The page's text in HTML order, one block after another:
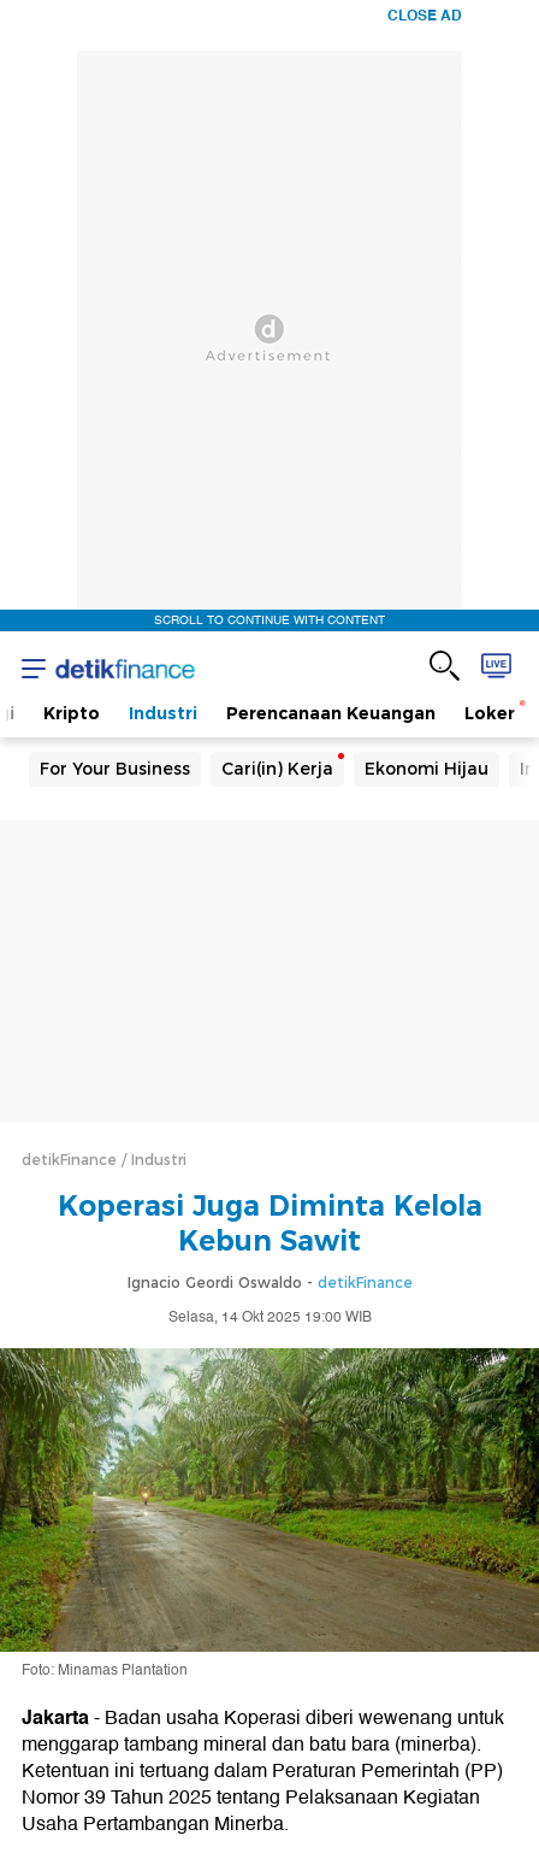
CLOSE AD
SCROLL TO CONTINUE WITH CONTENT
Kripto Industri Perencanaan Keuangan Loker
For Your Business Cari(in) Kerja Ekonomi Hijau
detikFinance Industri
Koperasi Juga Diminta Kelola
Kebun Sawit
Ignacio Geordi Oswaldo - detikFinance
Selasa, 14 Okt 2025 19:00 WIB
Foto: Minamas Plantation
Jakarta-Badan usaha Koperasi diberi wewenang untuk
menggarap tambang mineral dan batu bara (minerba).
Ketentuan ini tertuang dalam Peraturan Pemerintah (PP)
Nomor 39 Tahun 2025 tentang Pelaksanaan Kegiatan
Usaha Pertambangan Minerba.